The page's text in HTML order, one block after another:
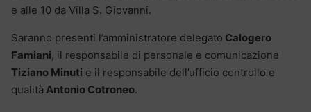
e alle 10 da Villa S. Giovanni.
Saranno presenti l’amministratore delegato Calogero
Famiani, il responsabile di personale e comunicazione
Tiziano Minuti e il responsabile dell’ufficio controllo e
qualità Antonio Cotroneo.